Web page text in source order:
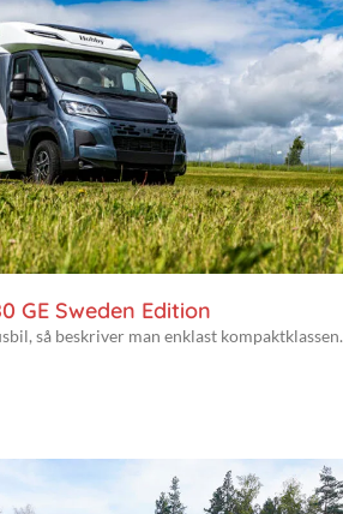
GE Sweden Edition
så beskriver man enklast kompaktklassen.